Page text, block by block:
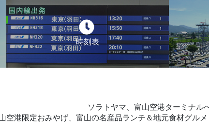
時刻表
ソラトヤマ、富山空港ターミナル
空港限定おみやげ、富山の名産品ランチ＆地元食材グル